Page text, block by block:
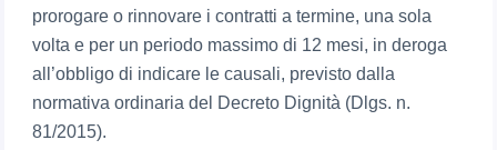
prorogare o rinnovare i contratti a termine, una sola
volta e per un periodo massimo di 12 mesi, in deroga
all’obbligo di indicare le causali, previsto dalla
normativa ordinaria del Decreto Dignità (Dlgs. n.
81/2015).